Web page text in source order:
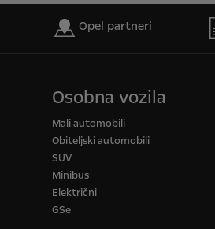
Opel partneri
Osobna vozila
Mali automobili
Obiteljski automobili
SUV
Minibus
Električni
GSe